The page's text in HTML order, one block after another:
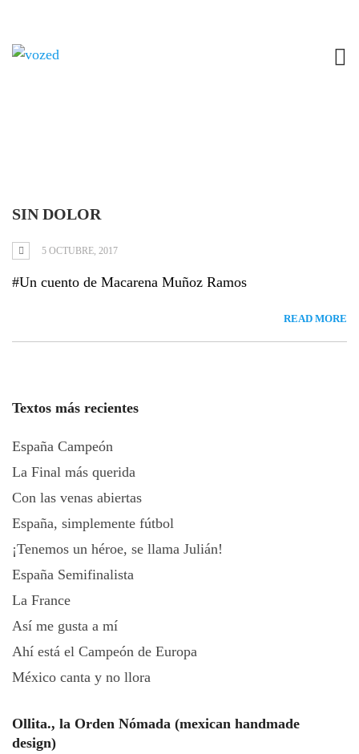
Tag: arlequín
SIN DOLOR
5 OCTUBRE, 2017
#Un cuento de Macarena Muñoz Ramos
READ MORE
Textos más recientes
España Campeón
La Final más querida
Con las venas abiertas
España, simplemente fútbol
¡Tenemos un héroe, se llama Julián!
España Semifinalista
La France
Así me gusta a mí
Ahí está el Campeón de Europa
México canta y no llora
Ollita., la Orden Nómada (mexican handmade
design)